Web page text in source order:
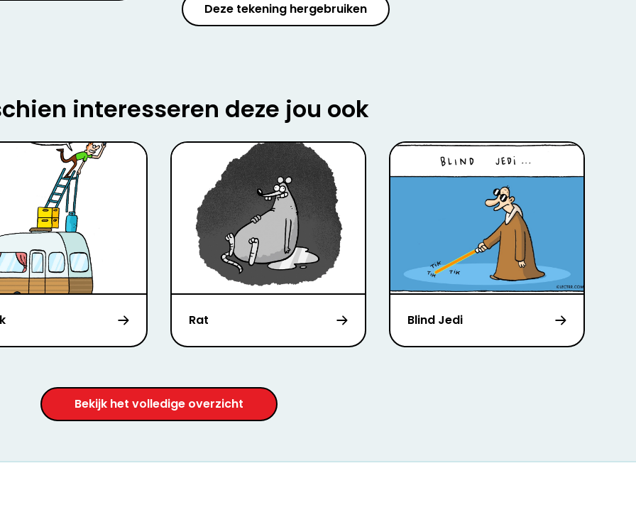
Deze tekening hergebruiken
interesseren deze jou ook
Rat Blind Jedi
Bekijk het volledige overzicht